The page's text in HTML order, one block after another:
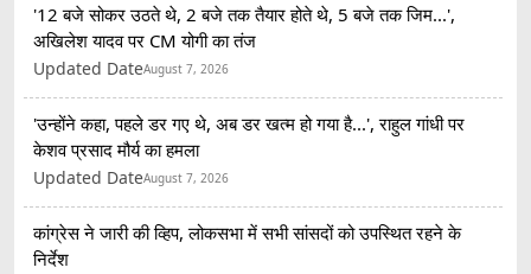
'12 बजे सोकर उठते थे, 2 बजे तक तैयार होते थे, 5 बजे तक जिम...',
अखिलेश यादव पर CM योगी का तंज
Updated DateAugust 7, 2026
'उन्होंने कहा, पहले डर गए थे, अब डर खत्म हो गया है...', राहुल गांधी पर
केशव प्रसाद मौर्य का हमला
Updated DateAugust 7, 2026
कांग्रेस ने जारी की व्हिप, लोकसभा में सभी सांसदों को उपस्थित रहने के
निर्देश